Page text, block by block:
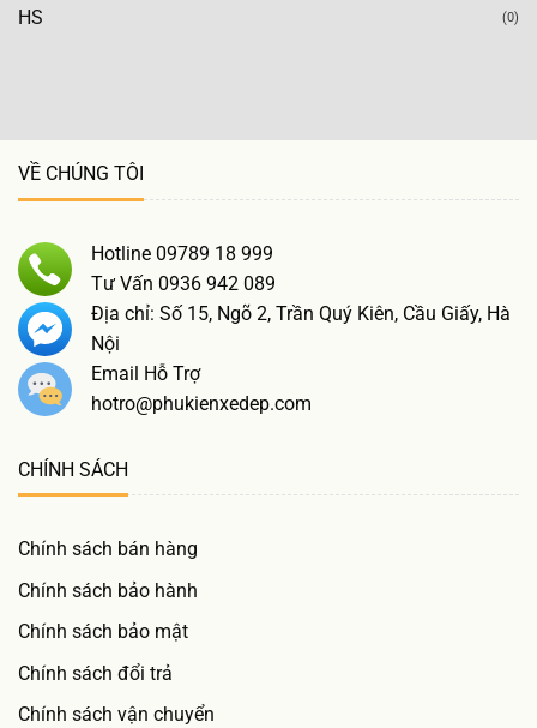
HS (0)
VỀ CHÚNG TÔI
Hotline 09789 18 999
Tư Vấn 0936 942 089
Địa chỉ: Số 15, Ngõ 2, Trần Quý Kiên, Cầu Giấy, Hà
Nội
Email Hỗ Trợ
hotro@phukienxedep.com
CHÍNH SÁCH
Chính sách bán hàng
Chính sách bảo hành
Chính sách bảo mật
Chính sách đổi trả
Chính sách vận chuyển